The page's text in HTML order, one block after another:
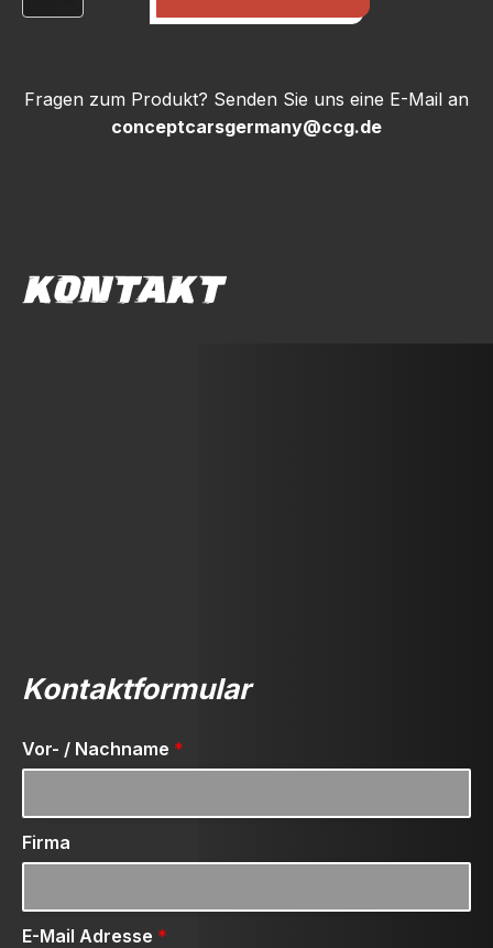
S1
-Fragen zum Produkt? Senden Sie uns eine E-Mail an
conceptcarsgermany@ccg.de
KONTAKT
Kontaktformular
Vor- / Nachname *
Firma
E-Mail Adresse *